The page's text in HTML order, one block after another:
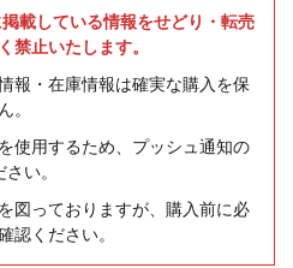
載している情報をせどり・転売
禁止いたします。
報・在庫情報は確実な購入を保
。
使用するため、プッシュ通知の
い。
図っておりますが、購入前に必
認ください。